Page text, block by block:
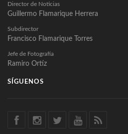
Director de Noticias
Guillermo Flamarique Herrera
Subdirector
Francisco Flamarique Torres
Jefe de Fotografía
Ramiro Ortíz
SÍGUENOS